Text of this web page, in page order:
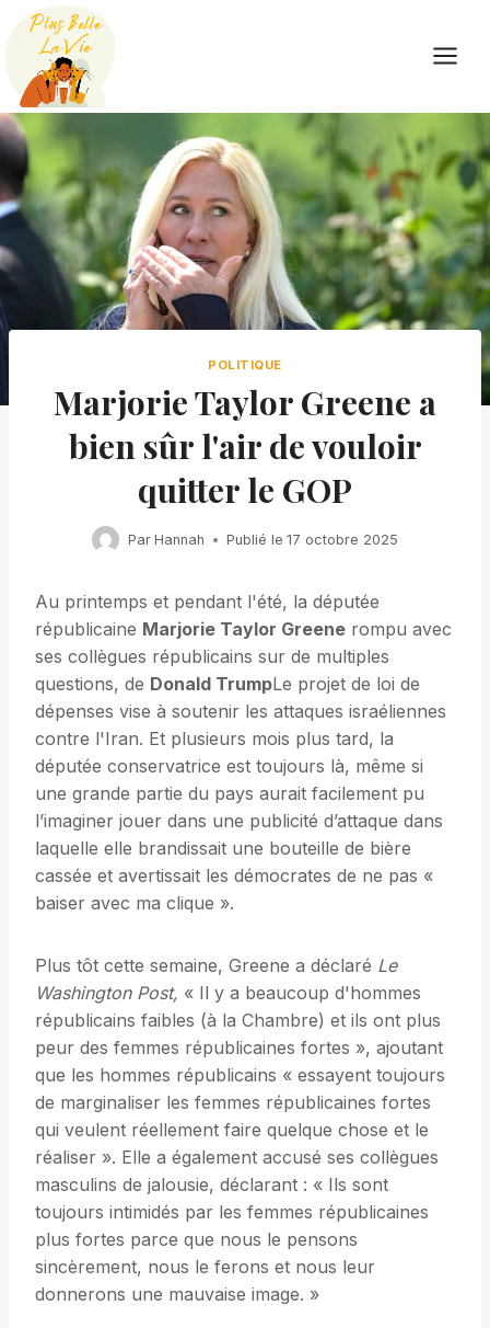
Skip
content
POLITIQUE
Marjorie Taylor Greene a
bien sûr l'air de vouloir
quitter le GOP
Par Hannah Publié le 17 octobre 2025
Au printemps et pendant l'été, la députée
républicaine Marjorie Taylor Greene rompu avec
ses collègues républicains sur de multiples
questions, de Donald TrumpLe projet de loi de
dépenses vise à soutenir les attaques israéliennes
contre l'Iran. Et plusieurs mois plus tard, la
députée conservatrice est toujours là, même si
une grande partie du pays aurait facilement pu
l’imaginer jouer dans une publicité d’attaque dans
laquelle elle brandissait une bouteille de bière
cassée et avertissait les démocrates de ne pas «
baiser avec ma clique ».
Plus tôt cette semaine, Greene a déclaré Le
Washington Post, « Il y a beaucoup d'hommes
républicains faibles (à la Chambre) et ils ont plus
peur des femmes républicaines fortes », ajoutant
que les hommes républicains « essayent toujours
de marginaliser les femmes républicaines fortes
qui veulent réellement faire quelque chose et le
réaliser ». Elle a également accusé ses collègues
masculins de jalousie, déclarant : « Ils sont
toujours intimidés par les femmes républicaines
plus fortes parce que nous le pensons
sincèrement, nous le ferons et nous leur
donnerons une mauvaise image. »